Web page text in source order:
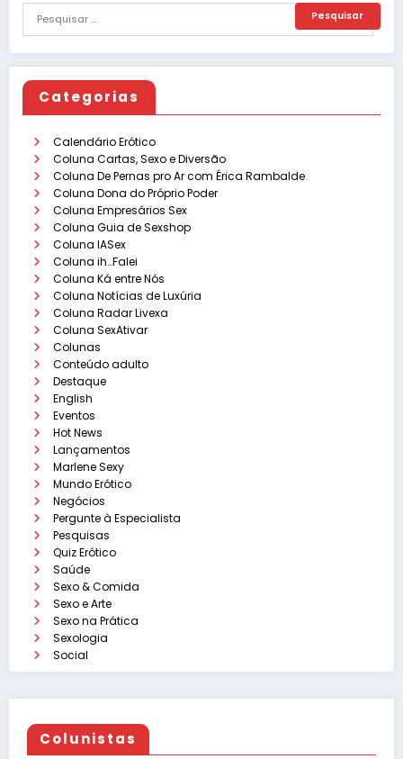
Categorias
Calendário Erótico
Coluna Cartas, Sexo e Diversão
Coluna De Pernas pro Ar com Érica Rambalde
Coluna Dona do Próprio Poder
Coluna Empresários Sex
Coluna Guia de Sexshop
Coluna IASex
Coluna ih…Falei
Coluna Ká entre Nós
Coluna Notícias de Luxúria
Coluna Radar Livexa
Coluna SexAtivar
Colunas
Conteúdo adulto
Destaque
English
Eventos
Hot News
Lançamentos
Marlene Sexy
Mundo Erótico
Negócios
Pergunte à Especialista
Pesquisas
Quiz Erótico
Saúde
Sexo & Comida
Sexo e Arte
Sexo na Prática
Sexologia
Social
Colunistas